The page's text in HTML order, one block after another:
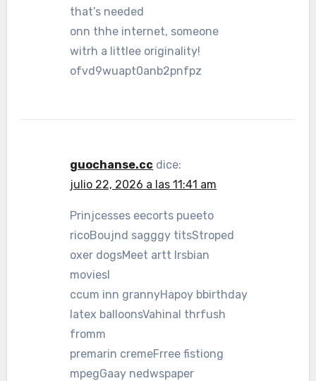
that’s needed
onn thhe internet, someone
witrh a littlee originality!
ofvd9wuapt0anb2pnfpz
guochanse.cc dice:
julio 22, 2026 a las 11:41 am
Prinjcesses eecorts pueeto
ricoBoujnd sagggy titsStroped
oxer dogsMeet artt lrsbian
moviesI
ccum inn grannyHapoy bbirthday
latex balloonsVahinal thrfush
fromm
premarin cremeFrree fistiong
mpegGaay nedwspaper